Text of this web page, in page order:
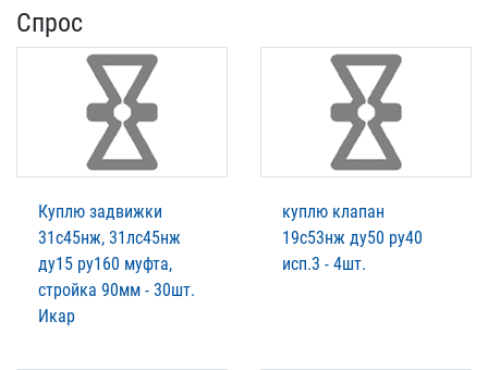
Спрос
Куплю задвижки
31с45нж, 31лс45нж
ду15 ру160 муфта,
стройка 90мм - 30шт.
Икар
куплю клапан
19с53нж ду50 ру40
исп.3 - 4шт.